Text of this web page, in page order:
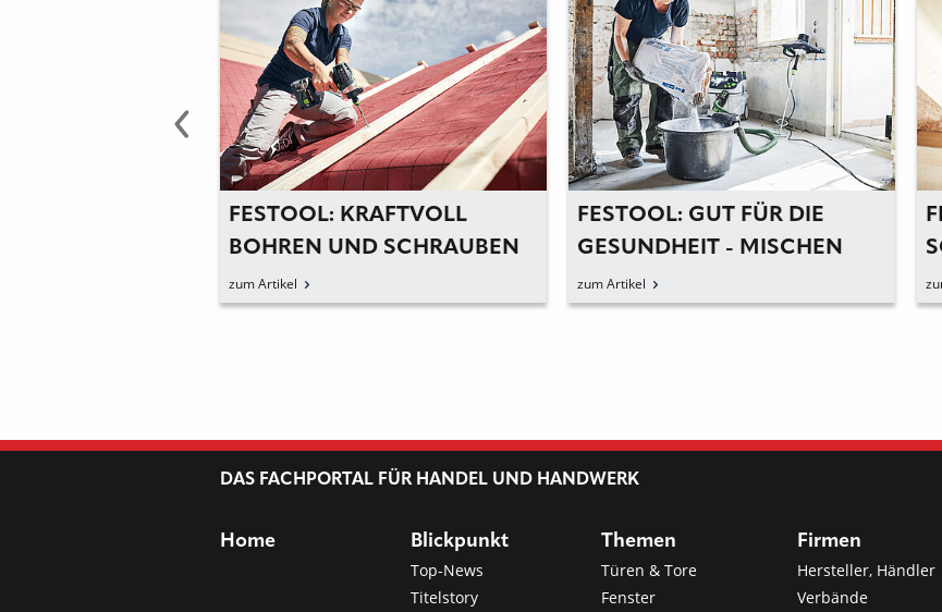
FESTOOL: KRAFTVOLL
BOHREN UND SCHRAUBEN
MIT VIER GÄNGEN
zum Artikel
FESTOOL: GUT FÜR DIE
GESUNDHEIT - MISCHEN
MIT STAUBABSAUGUNG
zum Artikel
DAS FACHPORTAL FÜR HANDEL UND HANDWERK
Home Blickpunkt
Top-News
Titelstory
Themen
Türen & Tore
Fenster
Firmen
Hersteller, Händler
Verbände